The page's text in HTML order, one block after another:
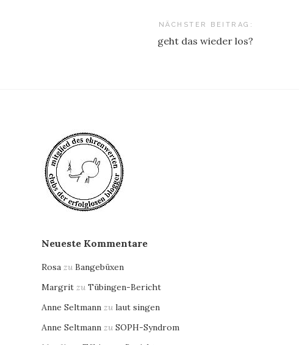
NÄCHSTER BEITRAG:
geht das wieder los?
Neueste Kommentare
Rosa zuBangebüxen
Margrit zuTübingen-Bericht
Anne Seltmann zulaut singen
Anne Seltmann zuSOPH-Syndrom